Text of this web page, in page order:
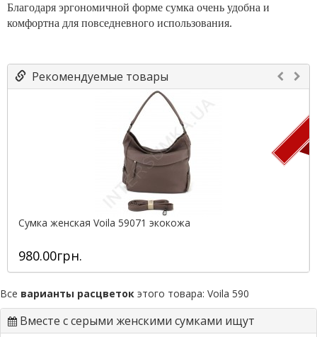
Благодаря эргономичной форме сумка очень удобна и
комфортна для повседневного использования.
Рекомендуемые товары
Сумка женская Voila 59071 экокожа
980.00грн.
Все варианты расцветок этого товара: Voila 590
Вместе с серыми женскими сумками ищут